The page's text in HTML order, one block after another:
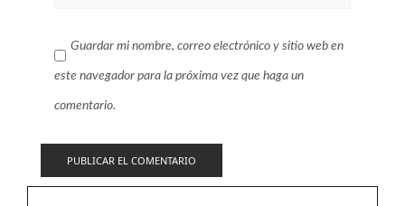
Guardar mi nombre, correo electrónico y sitio web en
este navegador para la próxima vez que haga un
comentario.